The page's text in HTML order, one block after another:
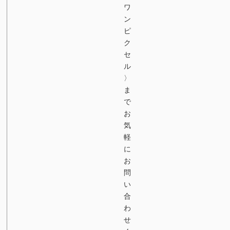
ワ
ン
ピ
ク
セ
ル
〉
ま
で
お
気
軽
に
お
問
い
合
わ
せ